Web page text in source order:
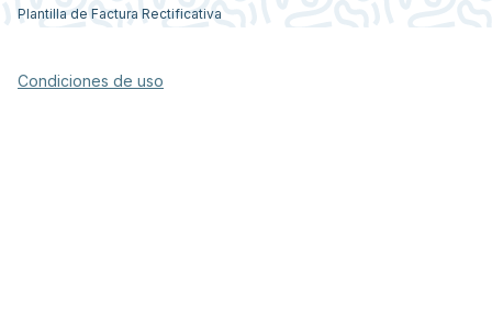
Plantilla de Factura Rectificativa
Condiciones de uso